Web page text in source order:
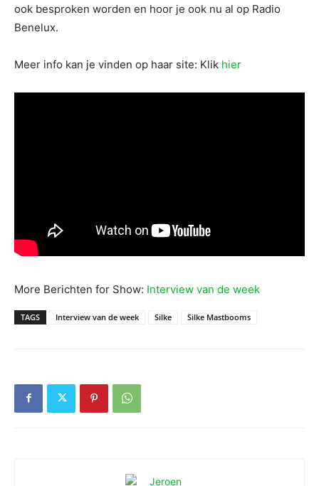
ook besproken worden en hoor je ook nu al op Radio
Benelux.
Meer info kan je vinden op haar site: Klik hier
More Berichten for Show: Interview van de week
TAGS Interview van de week Silke Silke Mastbooms